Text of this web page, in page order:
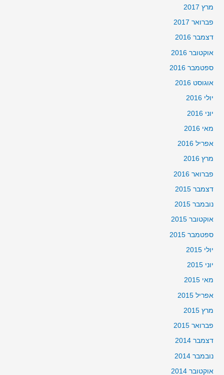
מרץ 2017
פברואר 2017
דצמבר 2016
אוקטובר 2016
ספטמבר 2016
אוגוסט 2016
יולי 2016
יוני 2016
מאי 2016
אפריל 2016
מרץ 2016
פברואר 2016
דצמבר 2015
נובמבר 2015
אוקטובר 2015
ספטמבר 2015
יולי 2015
יוני 2015
מאי 2015
אפריל 2015
מרץ 2015
פברואר 2015
דצמבר 2014
נובמבר 2014
אוקטובר 2014